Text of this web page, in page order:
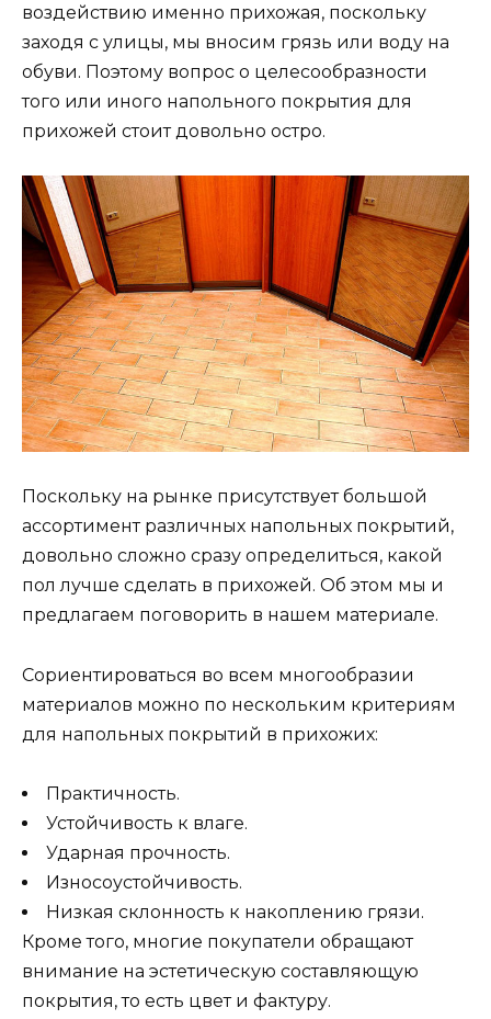
воздействию именно прихожая, поскольку
заходя с улицы, мы вносим грязь или воду на
обуви. Поэтому вопрос о целесообразности
того или иного напольного покрытия для
прихожей стоит довольно остро.
Поскольку на рынке присутствует большой
ассортимент различных напольных покрытий,
довольно сложно сразу определиться, какой
пол лучше сделать в прихожей. Об этом мы и
предлагаем поговорить в нашем материале.
Сориентироваться во всем многообразии
материалов можно по нескольким критериям
для напольных покрытий в прихожих:
Практичность.
Устойчивость к влаге.
Ударная прочность.
Износоустойчивость.
Низкая склонность к накоплению грязи.
Кроме того, многие покупатели обращают
внимание на эстетическую составляющую
покрытия, то есть цвет и фактуру.